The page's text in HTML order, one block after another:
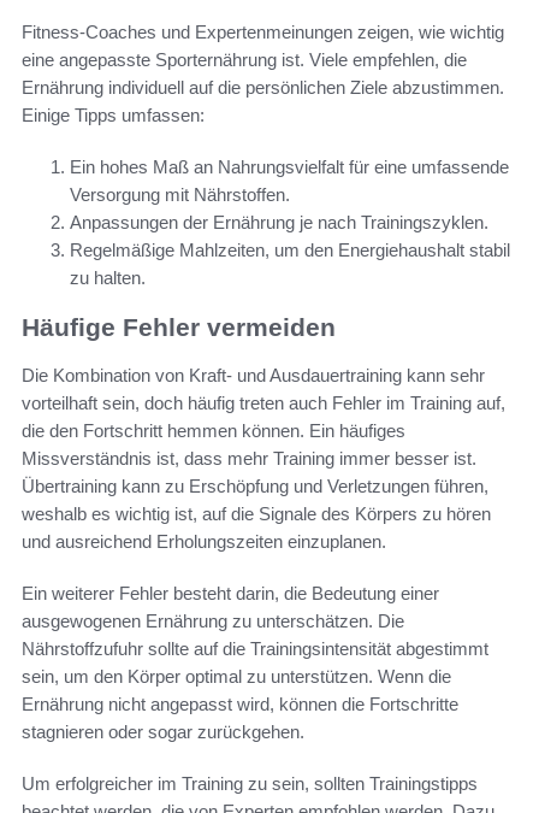
Fitness-Coaches und Expertenmeinungen zeigen, wie wichtig
eine angepasste Sporternährung ist. Viele empfehlen, die
Ernährung individuell auf die persönlichen Ziele abzustimmen.
Einige Tipps umfassen:
Ein hohes Maß an Nahrungsvielfalt für eine umfassende
Versorgung mit Nährstoffen.
Anpassungen der Ernährung je nach Trainingszyklen.
Regelmäßige Mahlzeiten, um den Energiehaushalt stabil
zu halten.
Häufige Fehler vermeiden
Die Kombination von Kraft- und Ausdauertraining kann sehr
vorteilhaft sein, doch häufig treten auch Fehler im Training auf,
die den Fortschritt hemmen können. Ein häufiges
Missverständnis ist, dass mehr Training immer besser ist.
Übertraining kann zu Erschöpfung und Verletzungen führen,
weshalb es wichtig ist, auf die Signale des Körpers zu hören
und ausreichend Erholungszeiten einzuplanen.
Ein weiterer Fehler besteht darin, die Bedeutung einer
ausgewogenen Ernährung zu unterschätzen. Die
Nährstoffzufuhr sollte auf die Trainingsintensität abgestimmt
sein, um den Körper optimal zu unterstützen. Wenn die
Ernährung nicht angepasst wird, können die Fortschritte
stagnieren oder sogar zurückgehen.
Um erfolgreicher im Training zu sein, sollten Trainingstipps